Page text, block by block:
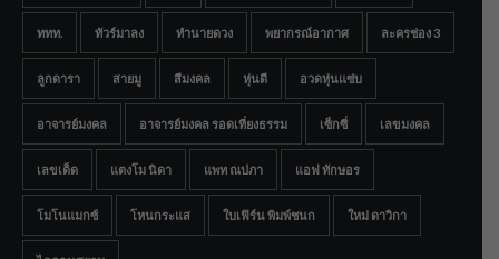
ททท. ทัวร์มาลง ทำนายดวง พยากรณ์อากาศ ละครช่อง 3
ลูกดารา สายมู สีมงคล หุ่นดี อวดหุ่นแซ่บ
อาจารย์มงคล อาจารย์มงคล รอดเที่ยงธรรม เซ็กซี่ เลขมงคล
เลขเด็ด แตงโม นิดา แพท ณปภา แอฟ ทักษอร
โมโนแมกซ์ โหนกระแส ใบเฟิร์น พิมพ์ชนก ใหม่ ดาวิกา